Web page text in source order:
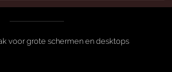
voor grote schermen en desktops